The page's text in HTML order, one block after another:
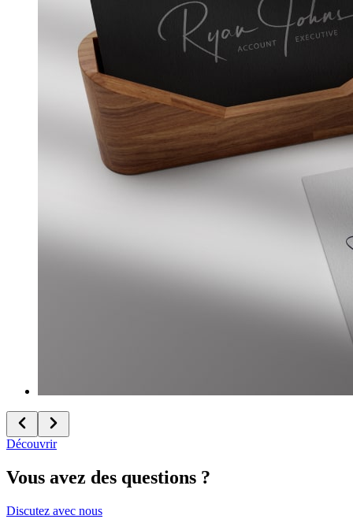
Découvrir
Vous avez des questions ?
Discutez avec nous